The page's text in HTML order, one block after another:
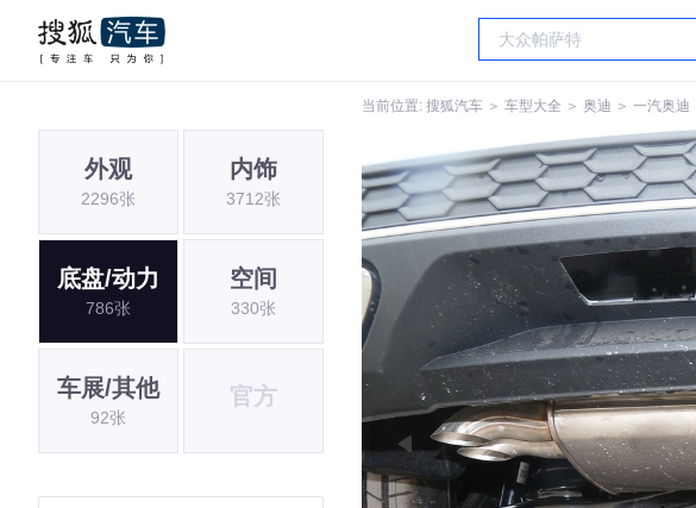
当前位置: 搜狐汽车 ＞ 车型大全 ＞ 奥迪 ＞ 一汽奥迪
外观
2296张
内饰
3712张
底盘/动力
786张
空间
330张
车展/其他
92张
官方